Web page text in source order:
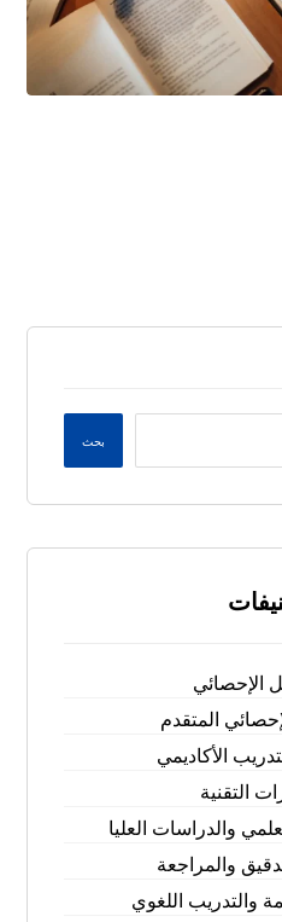
بحث
الإحصائي
المتقدم
الأكاديمي
التقنية
والدراسات العليا
والمراجعة
والتدريب اللغوي